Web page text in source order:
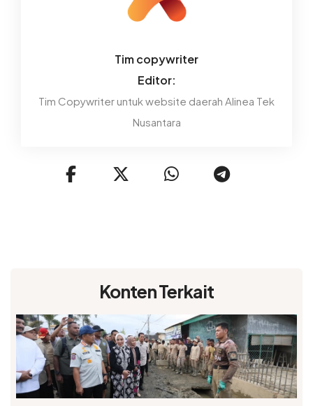
Tim copywriter
Editor:
Tim Copywriter untuk website daerah Alinea Tek
Nusantara
Konten Terkait